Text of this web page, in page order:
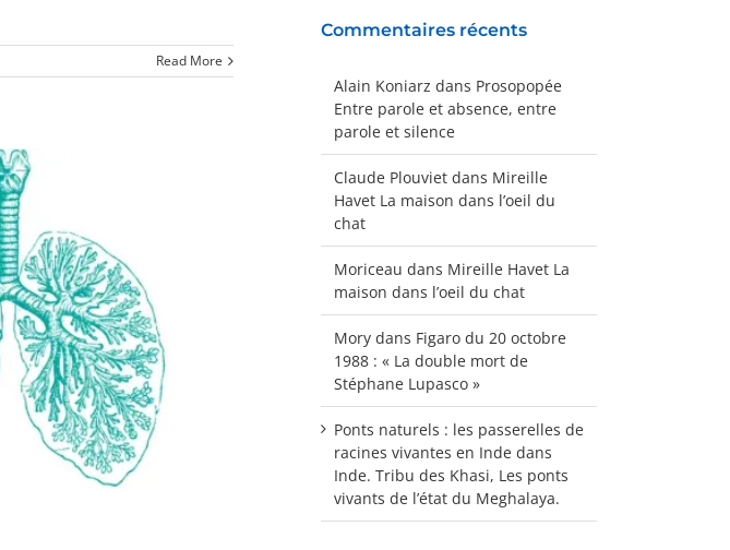
Read More
Commentaires récents
Alain Koniarz dans Prosopopée
Entre parole et absence, entre
parole et silence
Claude Plouviet dans Mireille
Havet La maison dans l’oeil du
chat
Moriceau dans Mireille Havet La
maison dans l’oeil du chat
Mory dans Figaro du 20 octobre
1988 : « La double mort de
Stéphane Lupasco »
Ponts naturels : les passerelles de
racines vivantes en Inde dans
Inde. Tribu des Khasi, Les ponts
vivants de l’état du Meghalaya.